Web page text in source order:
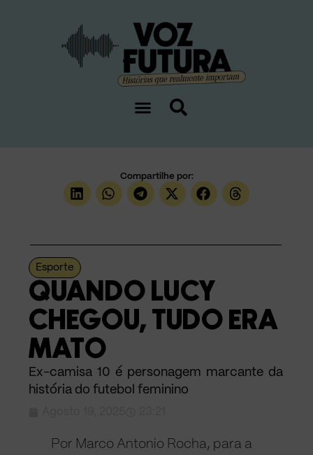
Compartilhe por:
Esporte
QUANDO LUCY
CHEGOU, TUDO ERA
MATO
Ex-camisa 10 é personagem marcante da
história do futebol feminino
Por Marco Antonio Rocha, para a